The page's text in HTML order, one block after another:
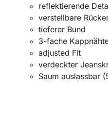
reflektierende
verstellbare
tieferer Bund
3-fache
adjusted Fit
verdeckter
Saum auslassbar